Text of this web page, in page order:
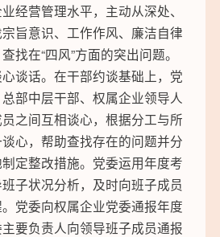
经营管理水平，主动从深处、
旨意识、工作作风、廉洁自律
找在“四风”方面的突出问题。
谈话。在干部约谈基础上，党
部中层干部、权属企业领导人
之间互相谈心，根据分工与所
心，帮助查找存在的问题并分
定整改措施。党委运用年度考
子状况分析，及时向班子成员
党委向权属企业党委通报年度
要负责人向领导班子成员通报